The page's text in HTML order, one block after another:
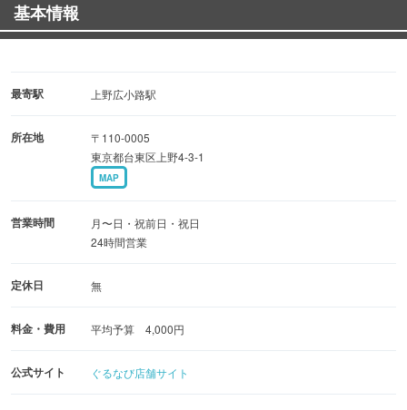
美味しい料理で気分よく酔いたいお客様に楽しいひと時を
♪
御膳以外もディナー帯に豊富なメニュー盛りだくさん！
是非ご堪能ください
基本情報
最寄駅 上野広小路駅
所在地
〒110-0005
東京都台東区上野4-3-1
MAP
営業時間
月〜日・祝前日・祝日
24時間営業
定休日 無
料金・費用 平均予算 4,000円
公式サイト ぐるなび店舗サイト